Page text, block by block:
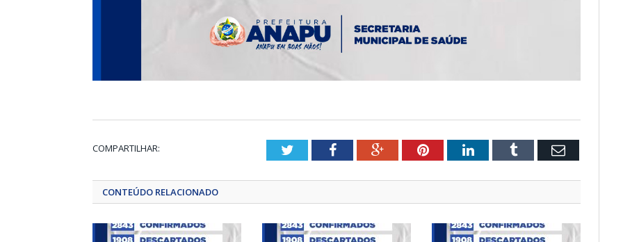
COMPARTILHAR: TwitterFacebookGoogle+PinterestLinkedInTumblr Email
CONTEÚDO RELACIONADO